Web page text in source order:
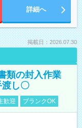
詳細へ
掲載日：2026.07.30
類の封入作業
し〇
歓迎 ブランクOK